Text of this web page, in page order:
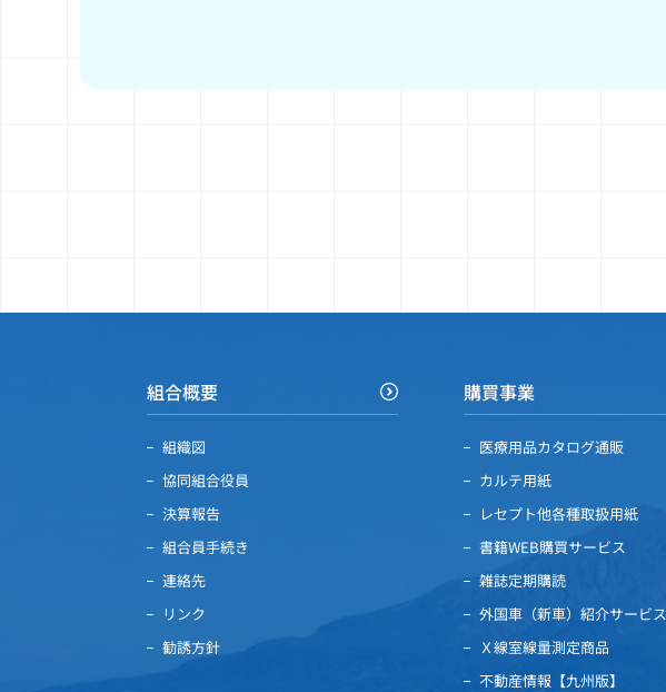
組合概要
組織図
協同組合役員
決算報告
組合員手続き
連絡先
リンク
勧誘方針
購買事業
医療用品カタログ通販
カルテ用紙
レセプト他各種取扱用紙
書籍WEB購買サービス
雑誌定期購読
外国車（新車）紹介サービス
Ｘ線室線量測定商品
不動産情報【九州版】